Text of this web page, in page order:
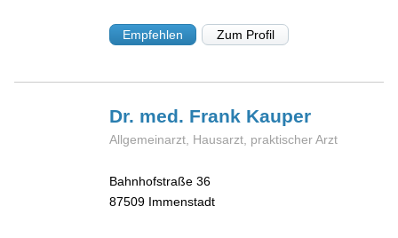
Empfehlen Zum Profil
Dr. med. Frank Kauper
Allgemeinarzt, Hausarzt, praktischer Arzt
Bahnhofstraße 36
87509 Immenstadt